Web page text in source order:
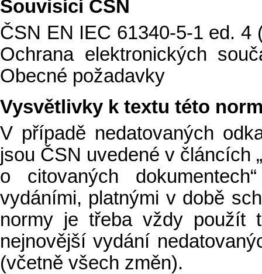
Souvisící ČSN
ČSN EN IEC 61340-5-1 ed.
Ochrana elektronických
Obecné požadavky
Vysvětlivky k textu této
V případě nedatovaných
jsou ČSN uvedené v článcích
o citovaných
vydáními, platnými v době
normy je třeba vždy použít
nejnovější vydání
(včetně všech změn).